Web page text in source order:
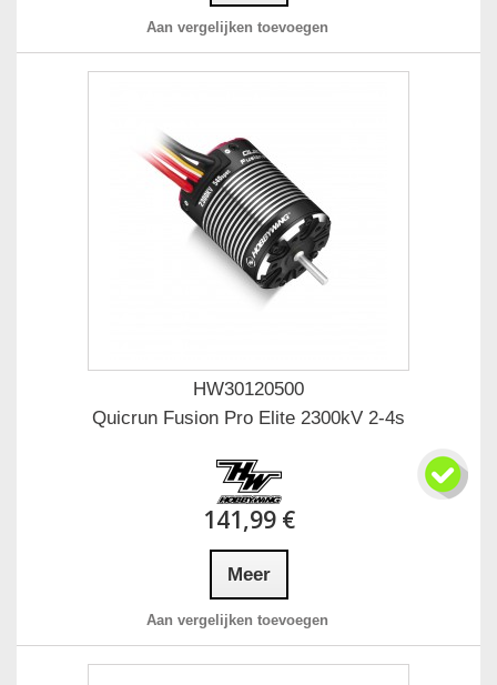
Aan vergelijken toevoegen
HW30120500
Quicrun Fusion Pro Elite 2300kV 2-4s
141,99 €
Meer
Aan vergelijken toevoegen